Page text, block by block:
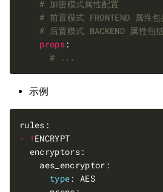
# 加密模式属性配置
# 前置模式 FRONTEND 属
# 后置模式 BACKEND 属性
props
# ...
示例
-
!
type
: AES